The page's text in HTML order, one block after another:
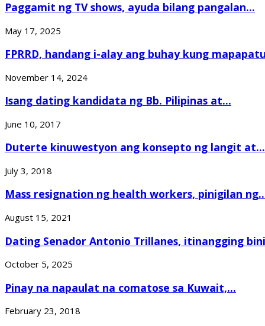
Paggamit ng TV shows, ayuda bilang pangalan...
May 17, 2025
FPRRD, handang i-alay ang buhay kung
November 14, 2024
Isang dating kandidata ng Bb. Pilipinas at...
June 10, 2017
Duterte kinuwestyon ang konsepto ng langit at...
July 3, 2018
Mass resignation ng health workers, pinigilan
August 15, 2021
Dating Senador Antonio Trillanes, itinangging
October 5, 2025
Pinay na napaulat na comatose sa Kuwait,...
February 23, 2018